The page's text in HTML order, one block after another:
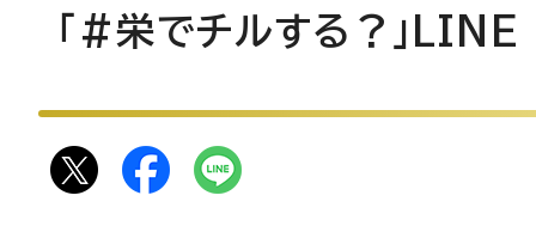
「#栄でチルする？」LINE